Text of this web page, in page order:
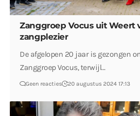
Zanggroep Vocus uit Weert
zangplezier
De afgelopen 20 jaar is gezongen
Zanggroep Vocus, terwijl…
Geen reacties 20 augustus 2024 17:13